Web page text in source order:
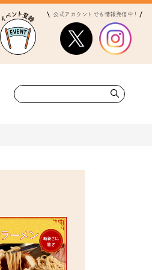
公式アカウントでも情報発信中！